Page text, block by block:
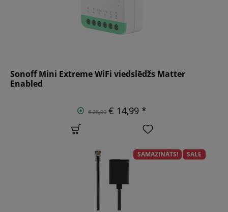
Sonoff Mini Extreme WiFi viedslēdžs Matter
Enabled
€ 28,90 € 14,99 *
SAMAZINĀTS! SALE